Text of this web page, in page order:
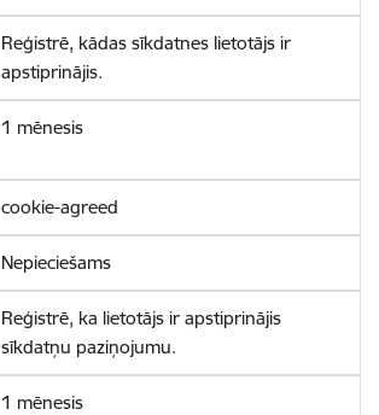
Reģistrē, kādas sīkdatnes lietotājs ir
apstiprinājis.
1 mēnesis
cookie-agreed
Nepieciešams
Reģistrē, ka lietotājs ir apstiprinājis
sīkdatņu paziņojumu.
1 mēnesis